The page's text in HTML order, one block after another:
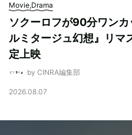
Movie,Drama
ソクーロフが90分ワン
ルミタージュ幻想』リマ
定上映
by CINRA編集部
2026.08.07